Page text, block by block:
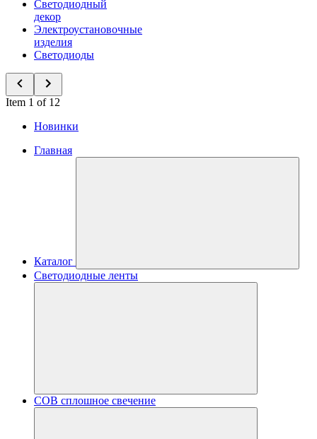
Светодиодный
декор
Электроустановочные
изделия
Светодиоды
Item 1 of 12
Новинки
Главная
Каталог
Светодиодные ленты
COB сплошное свечение